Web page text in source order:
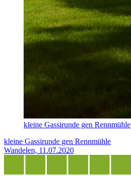
kleine Gassirunde gen Rennmühle
kleine Gassirunde gen Rennmühle
Wandelen, 11.07.2020